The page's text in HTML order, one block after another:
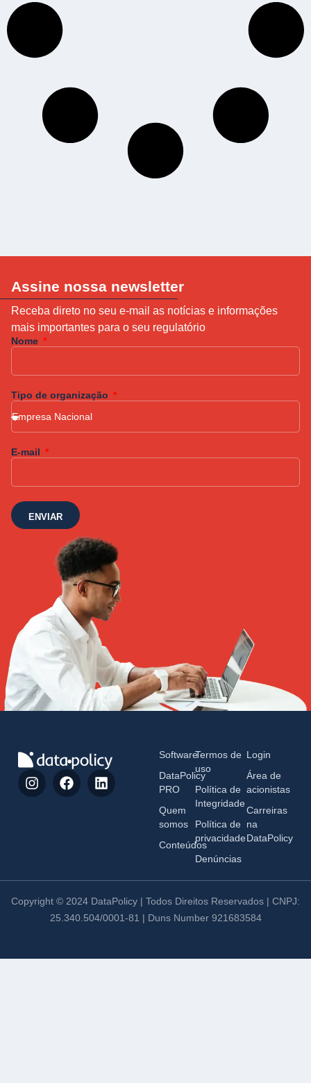
Assine nossa newsletter
Receba direto no seu e-mail as notícias e informações
mais importantes para o seu regulatório
Nome
Tipo de organização
E-mail
ENVIAR
Software
DataPolicy
PRO
Quem
somos
Conteúdos
Termos de
uso
Política de
Integridade
Política de
privacidade
Denúncias
Login
Área de
acionistas
Carreiras
na
DataPolicy
Copyright © 2024 DataPolicy | Todos Direitos Reservados | CNPJ:
25.340.504/0001-81 | Duns Number 921683584